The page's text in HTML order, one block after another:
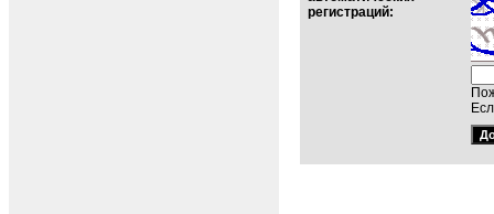
регистраций: